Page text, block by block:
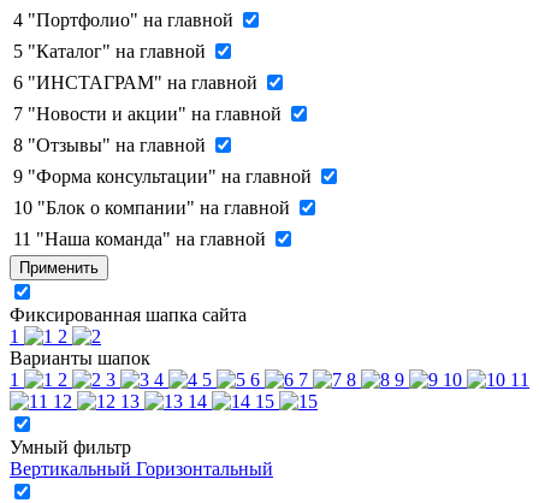
4 "Портфолио" на главной
5 "Каталог" на главной
6 "ИНСТАГРАМ" на главной
7 "Новости и акции" на главной
8 "Отзывы" на главной
9 "Форма консультации" на главной
10 "Блок о компании" на главной
11 "Наша команда" на главной
Применить
Фиксированная шапка сайта
1
2
Варианты шапок
1
2 3 4 5 6 7 8 9 10
11
12
13 14 15
Умный фильтр
Вертикальный Горизонтальный